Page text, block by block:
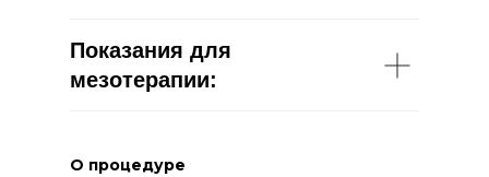
Показания для
мезотерапии:
О процедуре